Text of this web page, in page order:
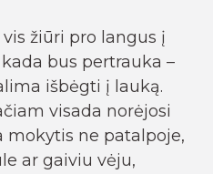
žiūri pro langus į
bus pertrauka –
išbėgti į lauką.
visada norėjosi
ne patalpoje,
ar gaiviu vėju,